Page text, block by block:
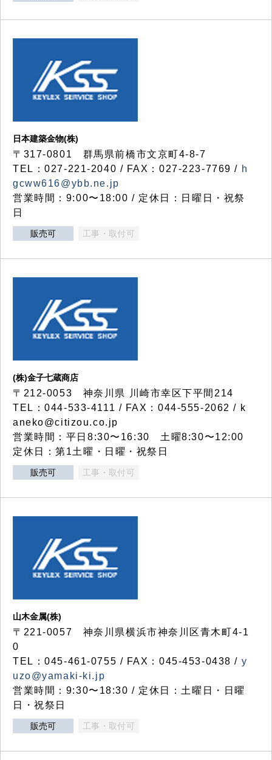
日本建築金物(株)
〒317‐0801 群馬県前橋市文京町4-8-7
TEL：027-221-2040 / FAX：027-223-7769 / h
gcww616@ybb.ne.jp
営業時間：9:00〜18:00 / 定休日：日曜日・祝祭
日
販売可 工事・取付可
(株)金子七蔵商店
〒212-0053 神奈川県 川崎市幸区下平間214
TEL：044-533-4111 / FAX：044-555-2062 / k
aneko@citizou.co.jp
営業時間：平日8:30〜16:30 土曜8:30〜12:00
定休日：第1土曜・日曜・祝祭日
販売可 工事・取付可
山木金属(株)
〒221-0057 神奈川県横浜市神奈川区青木町4-1
0
TEL：045-461-0755 / FAX：045-453-0438 / y
uzo@yamaki-ki.jp
営業時間：9:30〜18:30 / 定休日：土曜日・日曜
日・祝祭日
販売可 工事・取付可